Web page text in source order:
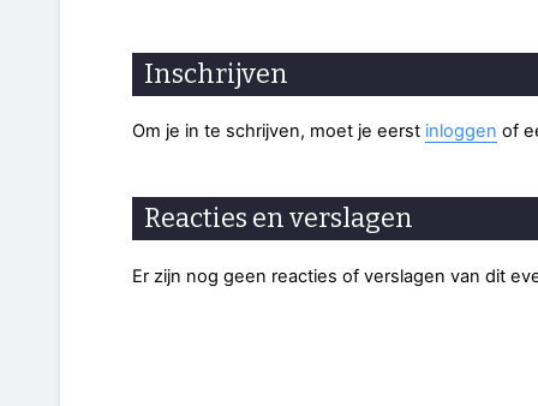
Inschrijven
Om je in te schrijven, moet je eerst inloggen of
Reacties en verslagen
Er zijn nog geen reacties of verslagen van dit